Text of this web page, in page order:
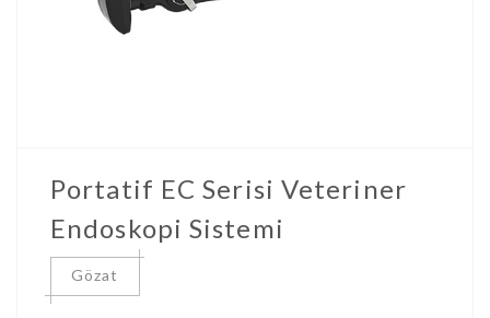
Portatif EC Serisi Veteriner
Endoskopi Sistemi
Gözat